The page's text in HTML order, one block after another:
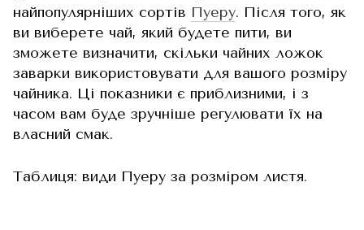
найпопулярніших сортів Пуеру. Після того, як
ви виберете чай, який будете пити, ви
зможете визначити, скільки чайних ложок
заварки використовувати для вашого розміру
чайника. Ці показники є приблизними, і з
часом вам буде зручніше регулювати їх на
власний смак.
Таблиця: види Пуеру за розміром листя.